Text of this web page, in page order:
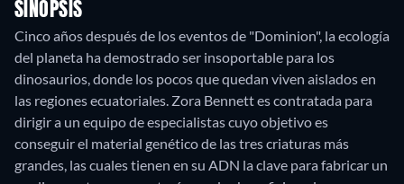
SINOPSIS
Cinco años después de los eventos de "Dominion", la ecología
del planeta ha demostrado ser insoportable para los
dinosaurios, donde los pocos que quedan viven aislados en
las regiones ecuatoriales. Zora Bennett es contratada para
dirigir a un equipo de especialistas cuyo objetivo es
conseguir el material genético de las tres criaturas más
grandes, las cuales tienen en su ADN la clave para fabricar un